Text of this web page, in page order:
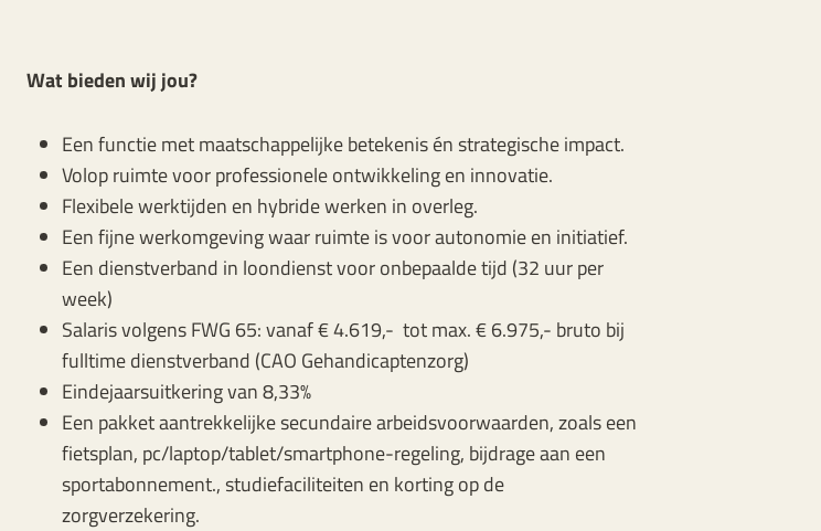
Wat bieden wij jou?
Een functie met maatschappelijke betekenis én strategische impact.
Volop ruimte voor professionele ontwikkeling en innovatie.
Flexibele werktijden en hybride werken in overleg.
Een fijne werkomgeving waar ruimte is voor autonomie en initiatief.
Een dienstverband in loondienst voor onbepaalde tijd (32 uur per
week)
Salaris volgens FWG 65: vanaf € 4.619,- tot max. € 6.975,- bruto bij
fulltime dienstverband (CAO Gehandicaptenzorg)
Eindejaarsuitkering van 8,33%
Een pakket aantrekkelijke secundaire arbeidsvoorwaarden, zoals een
fietsplan, pc/laptop/tablet/smartphone-regeling, bijdrage aan een
sportabonnement., studiefaciliteiten en korting op de
zorgverzekering.